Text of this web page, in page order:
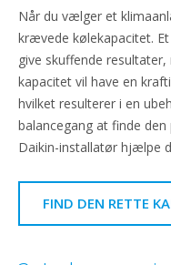
Når du vælger et
krævede kølekapacitet.
give skuffende
kapacitet vil have en
hvilket resulterer i en
balancegang at finde
Daikin-installatør hjælpe
FIND DEN RETTE